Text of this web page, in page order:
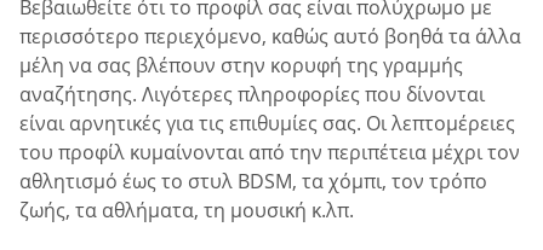
Βεβαιωθείτε ότι το προφίλ σας είναι πολύχρωμο με
περισσότερο περιεχόμενο, καθώς αυτό βοηθά τα άλλα
μέλη να σας βλέπουν στην κορυφή της γραμμής
αναζήτησης. Λιγότερες πληροφορίες που δίνονται
είναι αρνητικές για τις επιθυμίες σας. Οι λεπτομέρειες
του προφίλ κυμαίνονται από την περιπέτεια μέχρι τον
αθλητισμό έως το στυλ BDSM, τα χόμπι, τον τρόπο
ζωής, τα αθλήματα, τη μουσική κ.λπ.